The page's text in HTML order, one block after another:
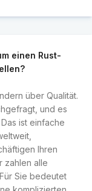
einen Rust-
über Qualität.
und es
ist einfache
Ihren
zahlen alle
Sie bedeutet